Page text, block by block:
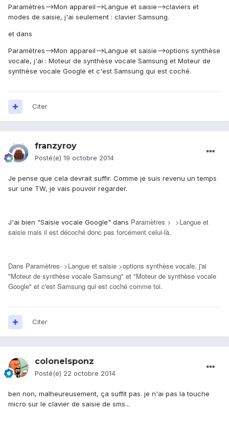
Paramètres-->Mon appareil-->Langue et saisie-->claviers et
modes de saisie, j'ai seulement : clavier Samsung.
et dans
Paramètres-->Mon appareil-->Langue et saisie-->options synthèse
vocale, j'ai : Moteur de synthèse vocale Samsung et Moteur de
synthèse vocale Google et c'est Samsung qui est coché.
Citer
franzyroy
Posté(e) 19 octobre 2014
Je pense que cela devrait suffir. Comme je suis revenu un temps
sur une TW, je vais pouvoir regarder.
J'ai bien "Saisie vocale Google" dans Paramètres > >Langue et
saisie mais il est décoché donc pas forcément celui-là.
Dans Paramètres- >Langue et saisie >options synthèse vocale, j'ai
"Moteur de synthèse vocale Samsung" et "Moteur de synthèse vocale
Google" et c'est Samsung qui est coché comme toi.
Citer
colonelsponz
Posté(e) 22 octobre 2014
ben non, malheureusement, ça suffit pas. je n'ai pas la touche
micro sur le clavier de saisie de sms...